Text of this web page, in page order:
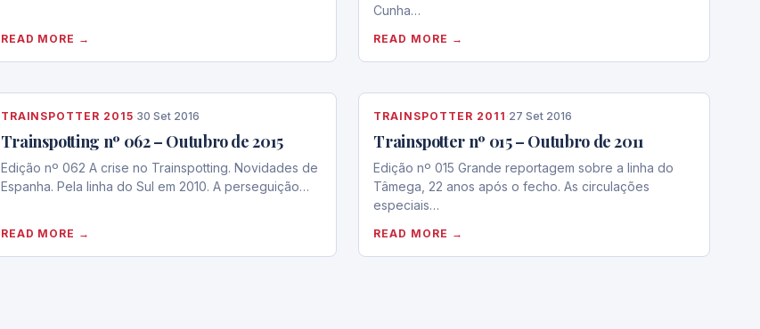
READ MORE →
Cunha…
READ MORE →
TRAINSPOTTER 2015·30 Set 2016
Trainspotting nº 062 – Outubro de 2015
Edição nº 062 A crise no Trainspotting. Novidades de
Espanha. Pela linha do Sul em 2010. A perseguição…
READ MORE →
TRAINSPOTTER 2011 ·27 Set 2016
Trainspotter nº 015 – Outubro de 2011
Edição nº 015 Grande reportagem sobre a linha do
Tâmega, 22 anos após o fecho. As circulações
especiais…
READ MORE →